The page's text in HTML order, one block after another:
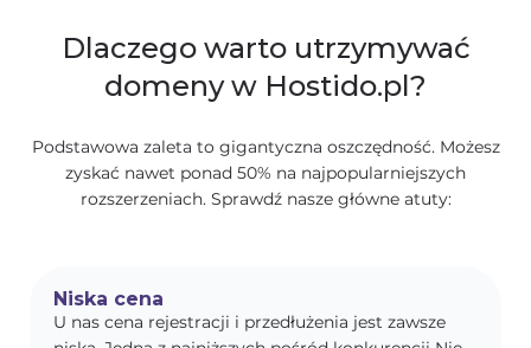
Dlaczego warto utrzymywać
domeny w Hostido.pl?
Podstawowa zaleta to gigantyczna oszczędność. Możesz
zyskać nawet ponad 50% na najpopularniejszych
rozszerzeniach. Sprawdź nasze główne atuty:
Niska cena
U nas cena rejestracji i przedłużenia jest zawsze